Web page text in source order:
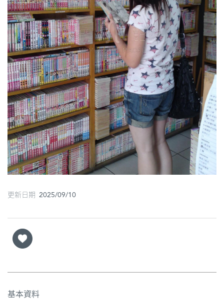
媽
閣
寺
廟
巴
士
教
堂
街
市
更新日期 2025/09/10
基本資料